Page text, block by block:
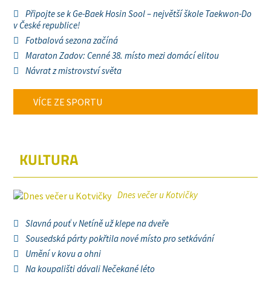
Připojte se k Ge-Baek Hosin Sool – největší škole Taekwon-Do
v České republice!
Fotbalová sezona začíná
Maraton Zadov: Cenné 38. místo mezi domácí elitou
Návrat z mistrovství světa
VÍCE ZE SPORTU
KULTURA
Dnes večer u Kotvičky
Slavná pouť v Netíně už klepe na dveře
Sousedská párty pokřtila nové místo pro setkávání
Umění v kovu a ohni
Na koupališti dávali Nečekané léto